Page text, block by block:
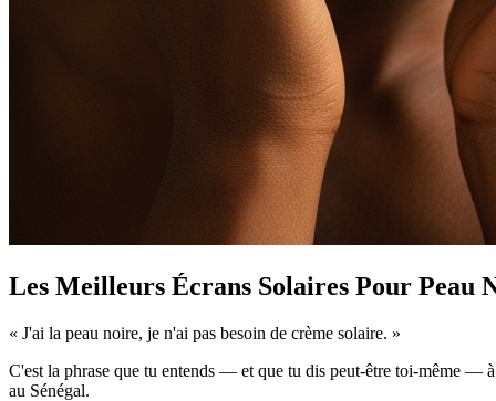
Les Meilleurs Écrans Solaires Pour Peau
« J'ai la peau noire, je n'ai pas besoin de crème solaire. »
C'est la phrase que tu entends — et que tu dis peut-être toi-même —
au Sénégal.